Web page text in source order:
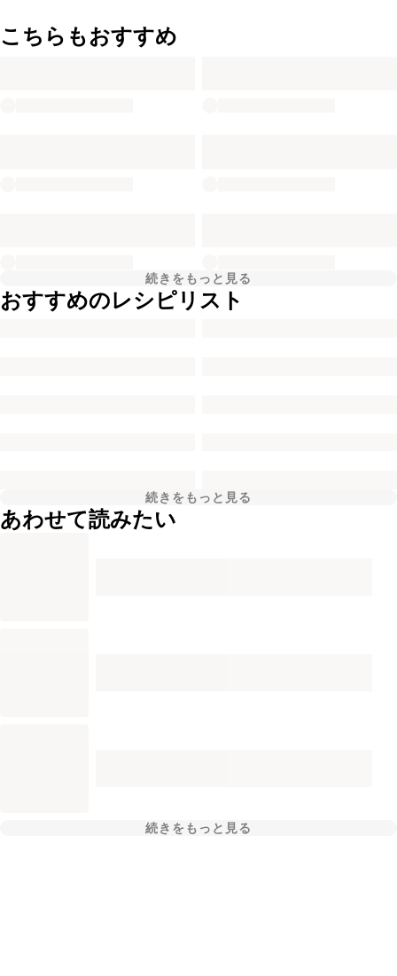
こちらもおすすめ
続きをもっと見る
おすすめのレシピリスト
続きをもっと見る
あわせて読みたい
続きをもっと見る